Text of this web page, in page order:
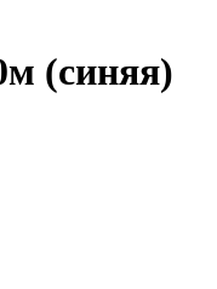
(синяя)